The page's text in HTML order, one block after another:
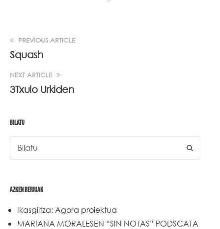
PREVIOUS ARTICLE
Squash
NEXT ARTICLE
3Txulo Urkiden
BILATU
AZKEN BERRIAK
Ikasgiltza: Agora proiektua
MARIANA MORALESEN “SIN NOTAS” PODSCATA